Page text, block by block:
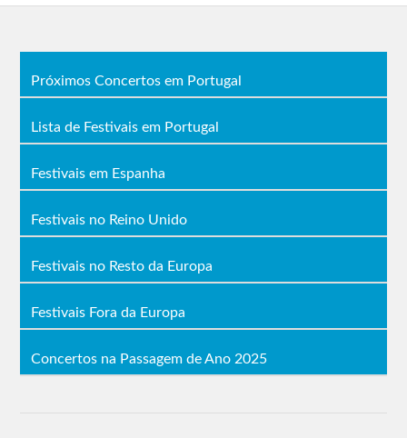
Próximos Concertos em Portugal
Lista de Festivais em Portugal
Festivais em Espanha
Festivais no Reino Unido
Festivais no Resto da Europa
Festivais Fora da Europa
Concertos na Passagem de Ano 2025